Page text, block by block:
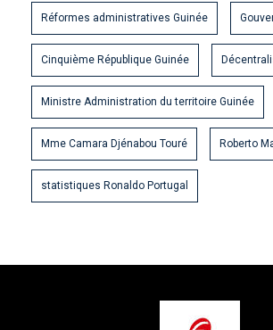
Réformes administratives Guinée
Cinquième République Guinée
Ministre Administration du territoire Guinée
Mme Camara Djénabou Touré Roberto
statistiques Ronaldo Portugal